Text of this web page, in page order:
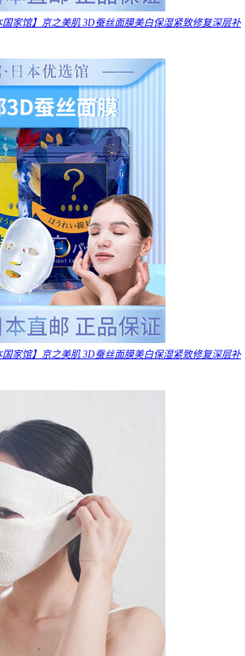
国家馆】京之美肌 3D蚕丝面膜美白保湿紧致修复深层补
国家馆】京之美肌 3D蚕丝面膜美白保湿紧致修复深层补